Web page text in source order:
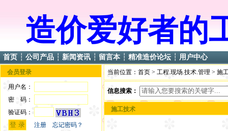
造价爱好者的
首页 ┆ 公司产品 ┆ 新闻资讯 ┆ 留言本 ┆ 精准造价论坛 ┆ 用户中心
会员登录
用户名：
密 码：
验证码：
注册
忘记密码？
当前位置： 首页 > 工程.现场.技术.管理 > 施
信息搜索：
施工技术